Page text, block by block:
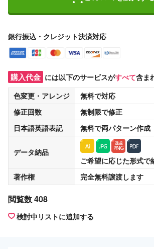
銀行振込・クレジット決済対応
購入代金 には以下のサービスがすべて含ま
色変更・アレンジ
無料で対応
修正回数
無制限で修正
日本語英語表記
無料で両パターン作成
データ納品
ご希望に応じた形式で
著作権
完全無料譲渡します
閲覧数 408
検討中リストに追加する